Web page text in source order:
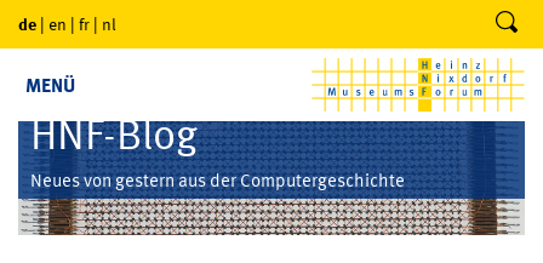
de | en | fr | nl
MENÜ
HNF-Blog
Neues von gestern aus der Computergeschichte